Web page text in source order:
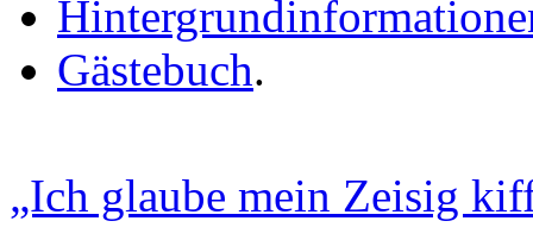
Gästebuch.
„Ich glaube mein Zeisig